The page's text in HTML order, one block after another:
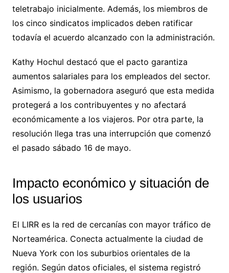
teletrabajo inicialmente. Además, los miembros de
los cinco sindicatos implicados deben ratificar
todavía el acuerdo alcanzado con la administración.
Kathy Hochul destacó que el pacto garantiza
aumentos salariales para los empleados del sector.
Asimismo, la gobernadora aseguró que esta medida
protegerá a los contribuyentes y no afectará
económicamente a los viajeros. Por otra parte, la
resolución llega tras una interrupción que comenzó
el pasado sábado 16 de mayo.
Impacto económico y situación de
los usuarios
El LIRR es la red de cercanías con mayor tráfico de
Norteamérica. Conecta actualmente la ciudad de
Nueva York con los suburbios orientales de la
región. Según datos oficiales, el sistema registró